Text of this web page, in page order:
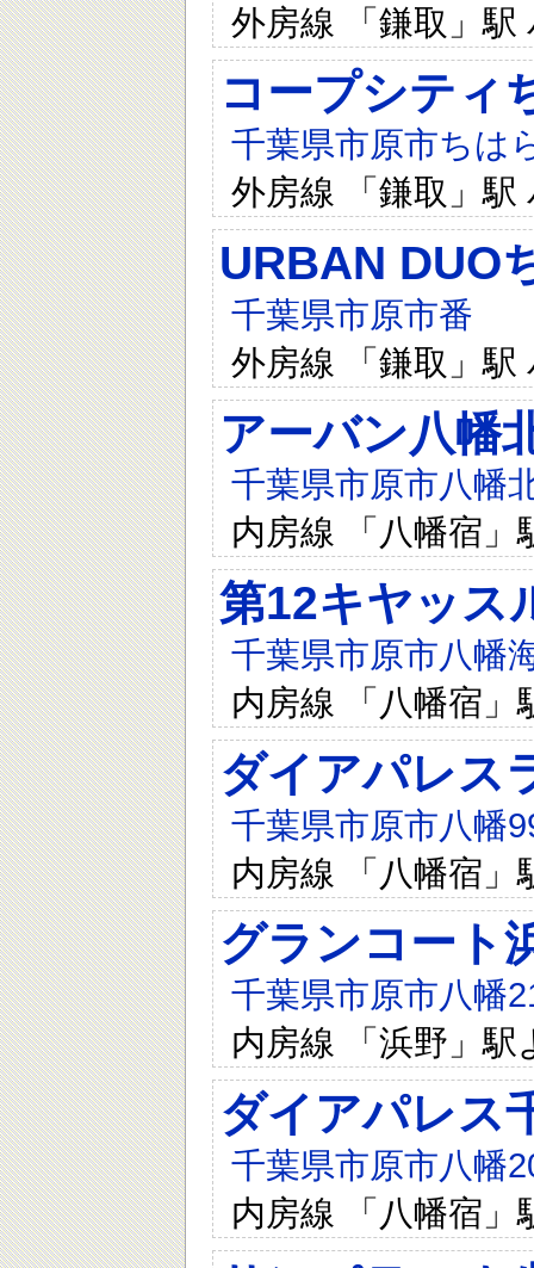
外房線 「鎌取」駅
コープシティ
千葉県市原市ちは
外房線 「鎌取」駅
URBAN DUO
千葉県市原市番
外房線 「鎌取」駅
アーバン八幡
千葉県市原市八幡
内房線 「八幡宿」
第12キヤッス
千葉県市原市八幡
内房線 「八幡宿」
ダイアパレス
千葉県市原市八幡
内房線 「八幡宿」
グランコート
千葉県市原市八幡
内房線 「浜野」駅
ダイアパレス
千葉県市原市八幡
内房線 「八幡宿」